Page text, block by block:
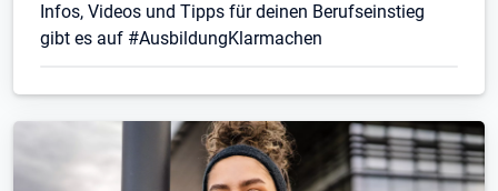
Infos, Videos und Tipps für deinen Berufseinstieg
gibt es auf #AusbildungKlarmachen